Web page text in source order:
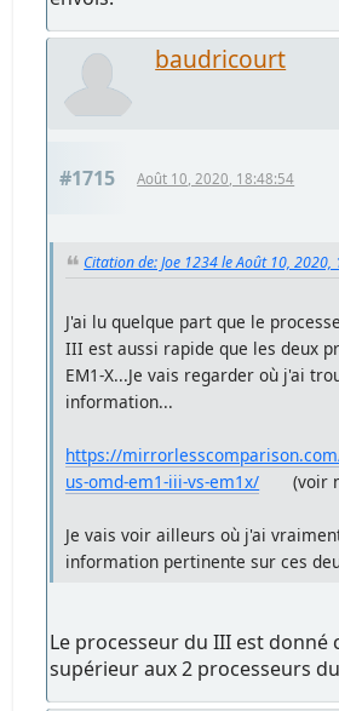
baudricourt
#1715 Août 10, 2020, 18:48:54
Citation de: Joe 1234 le Août 10, 2020,
J'ai lu quelque part que le
III est aussi rapide que les deux
EM1-X...Je vais regarder où j'ai
information...
https://
us-omd-em1-iii-vs-em1x/ (voir
Je vais voir ailleurs où j'ai
information pertinente sur ces
Le processeur du III est donné
supérieur aux 2 processeurs